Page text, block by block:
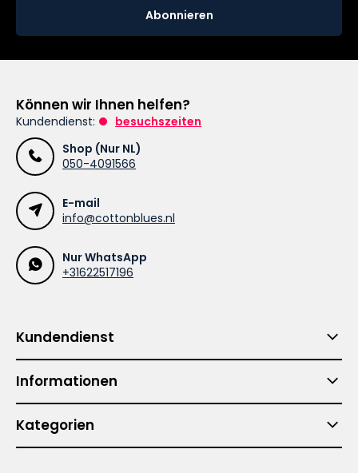
Abonnieren
Können wir Ihnen helfen?
Kundendienst:
besuchszeiten
Shop (Nur NL)
050-4091566
E-mail
info@cottonblues.nl
Nur WhatsApp
+31622517196
Kundendienst
Informationen
Kategorien